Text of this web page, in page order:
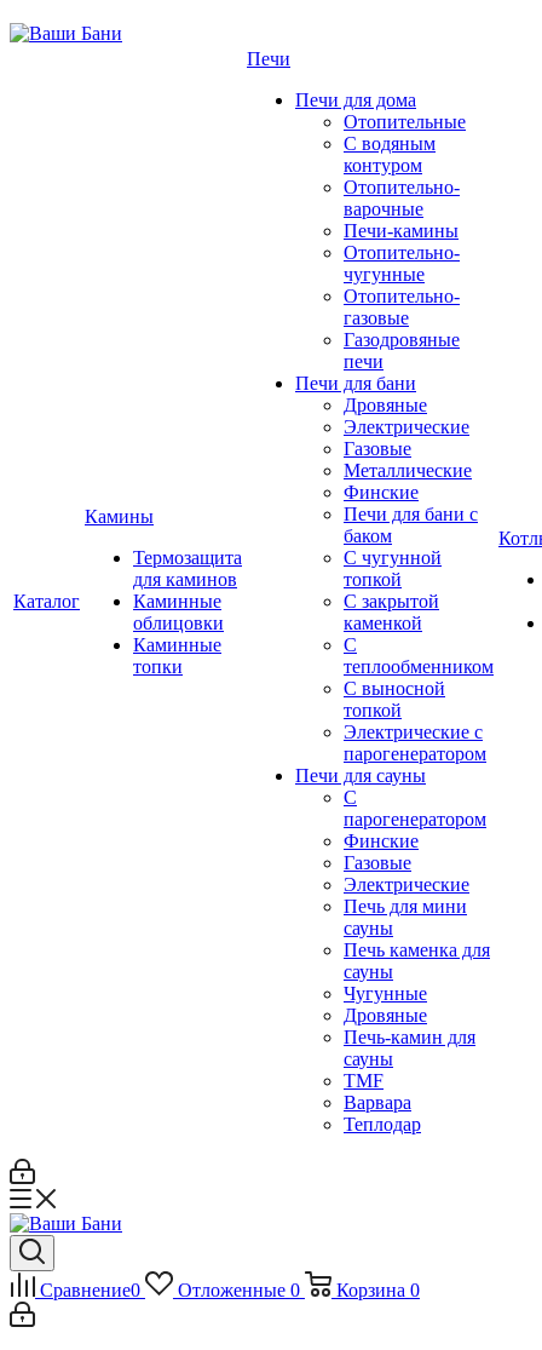
Каталог
Камины
Термозащита
для каминов
Каминные
облицовки
Каминные
топки
Печи
Печи для дома
Отопительные
C водяным
контуром
Отопительно-
варочные
Печи-камины
Отопительно-
чугунные
Отопительно-
газовые
Газодровяные
печи
Печи для бани
Дровяные
Электрические
Газовые
Металлические
Финские
Печи для бани с
баком
С чугунной
топкой
С закрытой
каменкой
С
теплообменником
С выносной
топкой
Электрические с
парогенератором
Печи для сауны
С
парогенератором
Финские
Газовые
Электрические
Печь для мини
сауны
Печь каменка для
сауны
Чугунные
Дровяные
Печь-камин для
сауны
TMF
Варвара
Теплодар
Сравнение0 Отложенные 0 Корзина 0